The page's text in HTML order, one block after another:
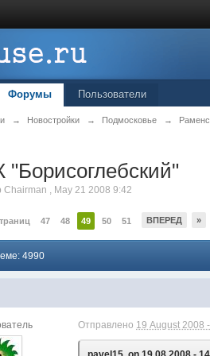
Форумы Пользователи
→ Новостройки → Подмосковье →
Chairman , May 21 2008 9:42
47 48 49 50 51 ВПЕРЕД »
4990
Отправлено 19 August 2008